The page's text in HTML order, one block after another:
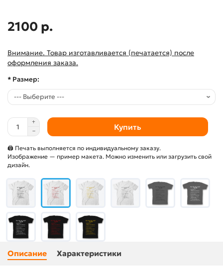
2100 р.
Внимание. Товар изготавливается (печатается) после
оформления заказа.
* Размер:
Купить
🖨 Печать выполняется по индивидуальному заказу.
Изображение — пример макета. Можно изменить или загрузить свой
дизайн.
Описание Характеристики